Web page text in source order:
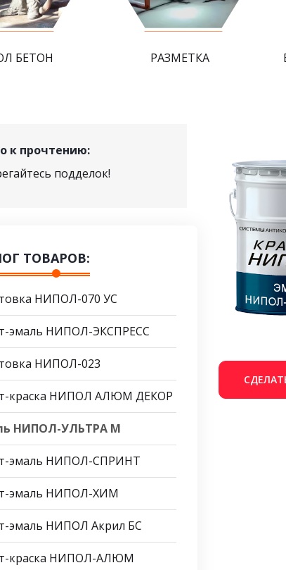
БЕТОН РАЗМЕТКА
к прочтению:
подделок!
ТОВАРОВ:
НИПОЛ-070 УС
эмаль НИПОЛ-ЭКСПРЕСС
НИПОЛ-023
краска НИПОЛ АЛЮМ ДЕКОР
НИПОЛ-УЛЬТРА М
эмаль НИПОЛ-СПРИНТ
эмаль НИПОЛ-ХИМ
эмаль НИПОЛ Акрил БС
краска НИПОЛ-АЛЮМ